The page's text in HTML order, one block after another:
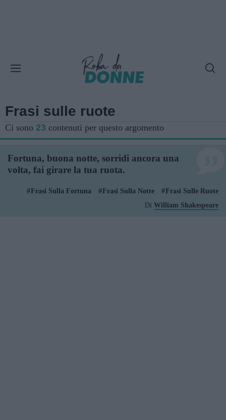
Frasi sulle ruote
Ci sono 23 contenuti per questo argomento
Fortuna, buona notte, sorridi ancora una
volta, fai girare la tua ruota.
Frasi Sulla Fortuna Frasi Sulla Notte
Frasi Sulle Ruote
Di William Shakespeare